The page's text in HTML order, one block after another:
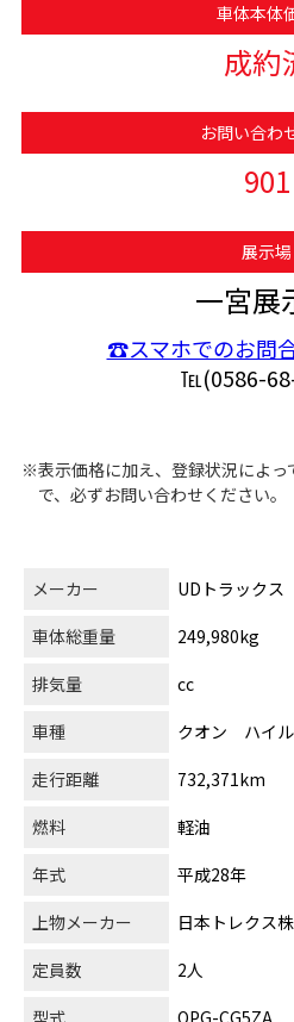
車体本体
成約
お問い合わ
901
展示場
一宮展
☎スマホでのお問
℡(0586-
※表示価格に加え、登録状況によっ
で、必ずお問い合わせください。
メーカー
UDトラックス
車体総重量
249,980kg
排気量
cc
車種
クオン ハイル
走行距離
732,371km
燃料
軽油
年式
平成28年
上物メーカー
日本トレクス
定員数
2人